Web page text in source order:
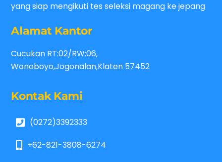
yang siap mengikuti tes seleksi magang ke jepang
Alamat Kantor
Cucukan RT:02/RW:06,
Wonoboyo,Jogonalan,Klaten 57452
Kontak Kami
(0272)3392333
+62-821-3808-6274